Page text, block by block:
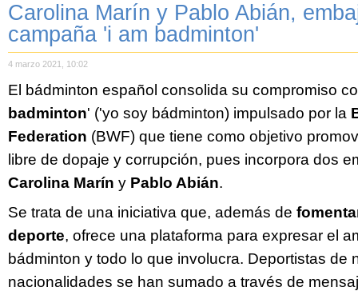
Carolina Marín y Pablo Abián,
campaña 'i am badminton'
4 marzo 2021, 10:02
El bádminton español consolida su compromiso
badminton' ('yo soy bádminton) impulsado por la
Federation (BWF) que tiene como objetivo
libre de dopaje y corrupción, pues incorpora dos
Carolina Marín y Pablo Abián.
Se trata de una iniciativa que, además de
deporte, ofrece una plataforma para expresar el
bádminton y todo lo que involucra. Deportistas de
nacionalidades se han sumado a través de